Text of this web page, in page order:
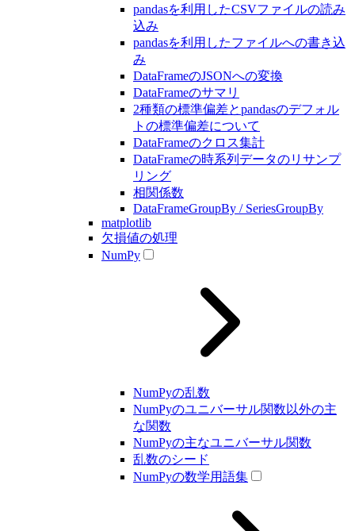
pandasを利用したCSVファイルの読み
込み
pandasを利用したファイルへの書き込
み
DataFrameのJSONへの変換
DataFrameのサマリ
2種類の標準偏差とpandasのデフォル
トの標準偏差について
DataFrameのクロス集計
DataFrameの時系列データのリサンプ
リング
相関係数
DataFrameGroupBy / SeriesGroupBy
matplotlib
欠損値の処理
NumPy
NumPyの乱数
NumPyのユニバーサル関数以外の主
な関数
NumPyの主なユニバーサル関数
乱数のシード
NumPyの数学用語集